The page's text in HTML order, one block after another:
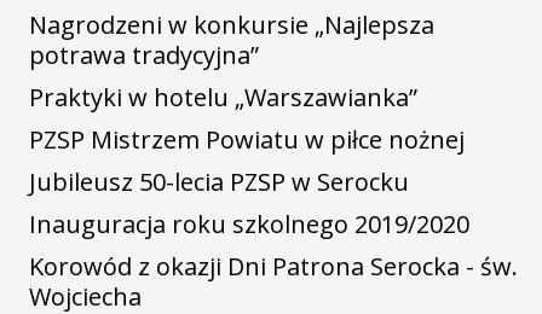
Nagrodzeni w konkursie „Najlepsza
potrawa tradycyjna”
Praktyki w hotelu „Warszawianka”
PZSP Mistrzem Powiatu w piłce nożnej
Jubileusz 50-lecia PZSP w Serocku
Inauguracja roku szkolnego 2019/2020
Korowód z okazji Dni Patrona Serocka - św.
Wojciecha